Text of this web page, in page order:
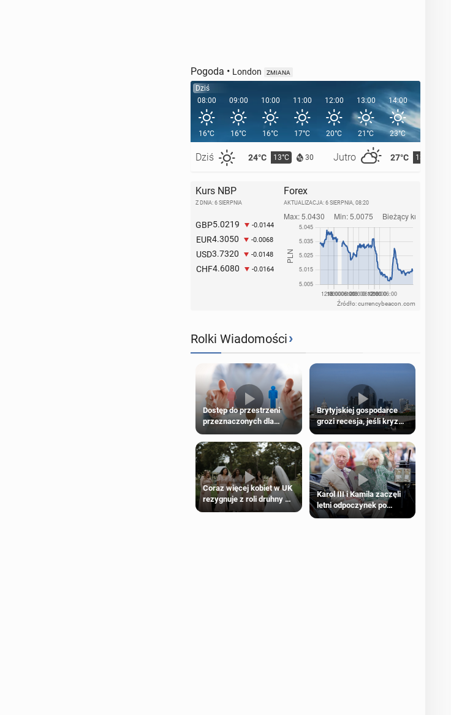
Pogoda • London ZMIANA
Dziś
08:00
16°C
Dziś 24°C 13°C 30 Jutro 27°C 13°C
09:00
16°C
10:00
16°C
11:00
17°C
12:00
20°C
13:00
21°C
14:00
23°C
15:00
Kurs NBP
Z DNIA: 6 SIERPNIA
GBP5.0219 -0.0144
EUR4.3050 -0.0068
USD3.7320 -0.0148
CHF4.6080 -0.0164
Forex
AKTUALIZACJA: 6 SIERPNIA, 08:20
Źródło: currencybeacon.com
Rolki Wiadomości›
Dostęp do przestrzeni
przeznaczonych dla
wyłącznie na płci
biologicznej
Brytyjskiej gospodarce
grozi recesja, jeśli kryzys
na Bliskim Wschodzie się
przedłuży
Coraz więcej kobiet w UK
rezygnuje z roli druhny na
ślubie
Karol III i Kamila zaczęli
letni odpoczynek po
Igrzyskach Wspólnoty w